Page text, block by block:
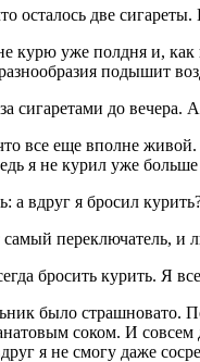
осталось две
курю уже полдня и,
подышит
до вечера.
все еще вполне
я не курил уже
вдруг я бросил
самый переключатель,
бросить курить. Я
было страшновато.
соком. И
я не смогу даже